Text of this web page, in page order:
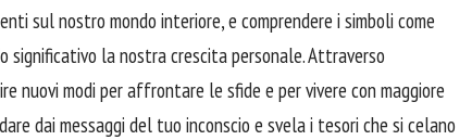
sul nostro mondo interiore, e comprendere i simboli come
significativo la nostra crescita personale. Attraverso
nuovi modi peraffrontare le sfide e per vivere con maggiore
dai messaggi del tuo inconscio e svela i tesori che si celano